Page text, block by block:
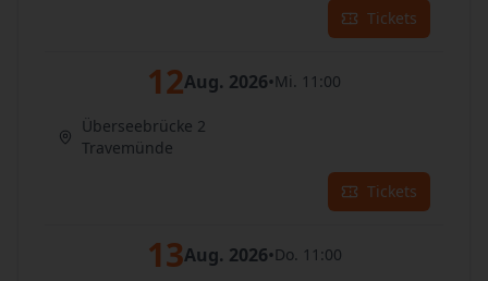
Tickets
12Aug. 2026•Mi. 11:00
Überseebrücke 2
Travemünde
Tickets
13Aug. 2026•Do. 11:00